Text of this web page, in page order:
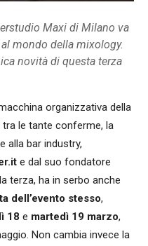
Maxi di Milano va
mondo della mixology.
novità di questa terza
organizzativa della
tra le tante conferme, la
alla bar industry,
e dal suo fondatore
terza, ha in serbo anche
dell’evento stesso,
18 e martedì 19 marzo,
Non cambia invece la